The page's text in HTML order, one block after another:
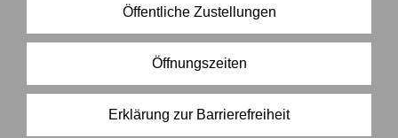
Öffentliche Zustellungen
Öffnungszeiten
Erklärung zur Barrierefreiheit